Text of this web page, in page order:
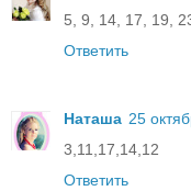
5, 9, 14, 17, 19,
Ответить
Наташа 25
3,11,17,14,12
Ответить